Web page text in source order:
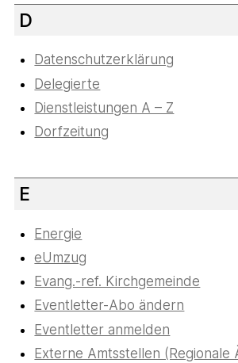
D
Datenschutzerklärung
Delegierte
Dienstleistungen A – Z
Dorfzeitung
E
Energie
eUmzug
Evang.-ref. Kirchgemeinde
Eventletter-Abo ändern
Eventletter anmelden
Externe Amtsstellen (Regionale